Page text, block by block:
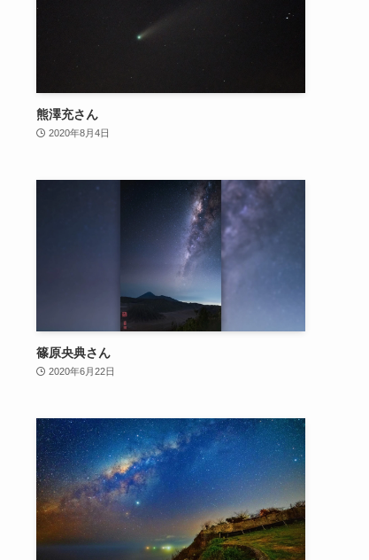
熊澤充さん
2020年8月4日
篠原央典さん
2020年6月22日